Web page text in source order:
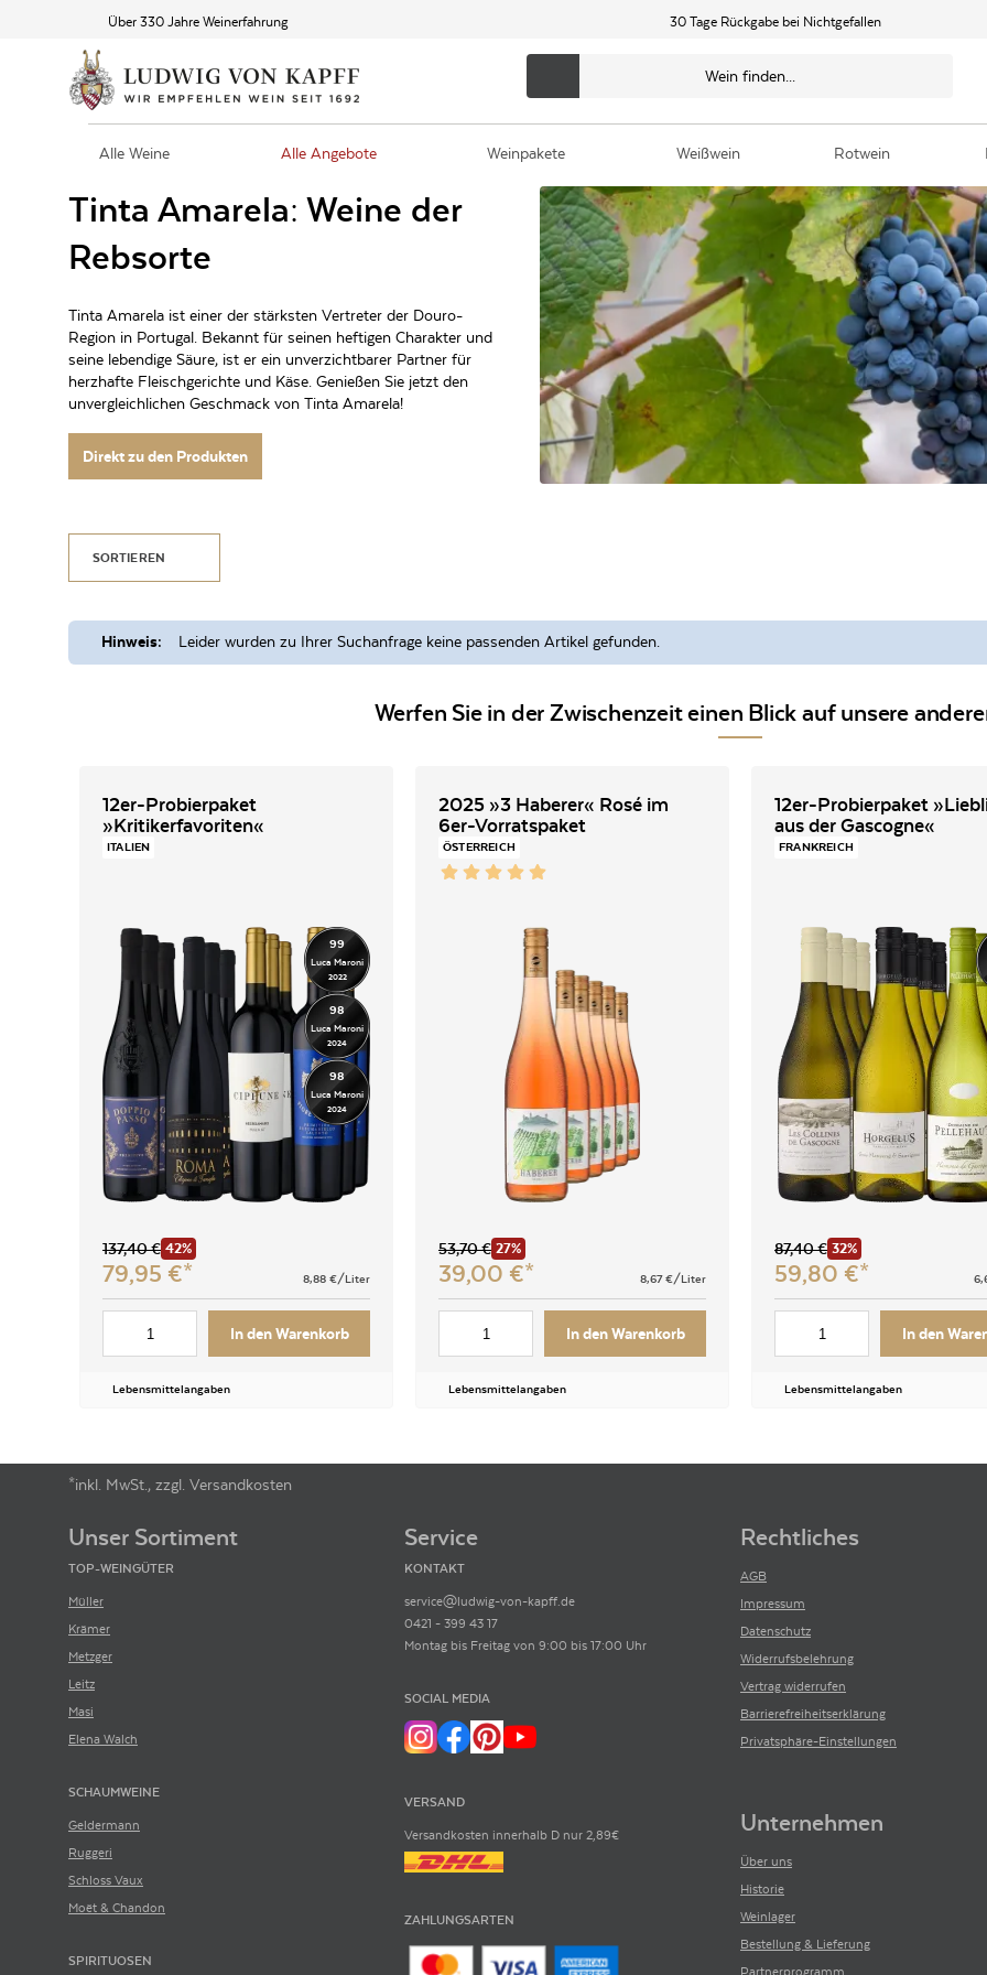
Über 330 Jahre Weinerfahrung 30 Tage Rückgabe bei Nichtgefallen
Alle Weine Alle Angebote Weinpakete Weißwein Rotwein
Tinta Amarela: Weine der
Rebsorte
Tinta Amarela ist einer der stärksten Vertreter der Douro-
Region in Portugal. Bekannt für seinen heftigen Charakter und
seine lebendige Säure, ist er ein unverzichtbarer Partner für
herzhafte Fleischgerichte und Käse. Genießen Sie jetzt den
unvergleichlichen Geschmack von Tinta Amarela!
Direkt zu den Produkten
SORTIEREN
Hinweis: Leider wurden zu Ihrer Suchanfrage keine passenden Artikel gefunden.
Werfen Sie in der Zwischenzeit einen Blick auf unsere
12er-Probierpaket
»Kritikerfavoriten«
ITALIEN
99
Luca Maroni
2022
98
Luca Maroni
2024
98
Luca Maroni
2024
8,88 €/Liter
137,40€ 42%
79,95 €
In den Warenkorb
Lebensmittelangaben
2025 »3 Haberer« Rosé im
6er-Vorratspaket
ÖSTERREICH
8,67 €/Liter
53,70€ 27%
39,00 €
In den Warenkorb
Lebensmittelangaben
12er-Probierpaket
aus der Gascogne«
FRANKREICH
87,40€ 32%
59,80 €
In den
Lebensmittelangaben
*inkl. MwSt., zzgl. Versandkosten
Unser Sortiment
TOP-WEINGÜTER
Müller
Krämer
Metzger
Leitz
Masi
Elena Walch
SCHAUMWEINE
Geldermann
Ruggeri
Schloss Vaux
Moët & Chandon
SPIRITUOSEN
Service
KONTAKT
service@ludwig-von-kapff.de
0421 - 399 43 17
Montag bis Freitag von 9:00 bis 17:00 Uhr
SOCIAL MEDIA
VERSAND
Versandkosten innerhalb D nur 2,89€
ZAHLUNGSARTEN
Rechtliches
AGB
Impressum
Datenschutz
Widerrufsbelehrung
Vertrag widerrufen
Barrierefreiheitserklärung
Privatsphäre-Einstellungen
Unternehmen
Über uns
Historie
Weinlager
Bestellung & Lieferung
Partnerprogramm